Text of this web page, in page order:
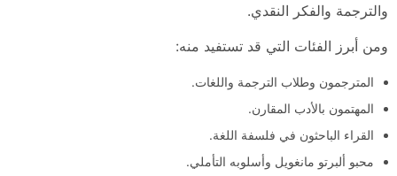
والترجمة والفكر النقدي.
ومن أبرز الفئات التي قد تستفيد منه:
المترجمون وطلاب الترجمة واللغات.
المهتمون بالأدب المقارن.
القراء الباحثون في فلسفة اللغة.
محبو ألبرتو مانغويل وأسلوبه التأملي.